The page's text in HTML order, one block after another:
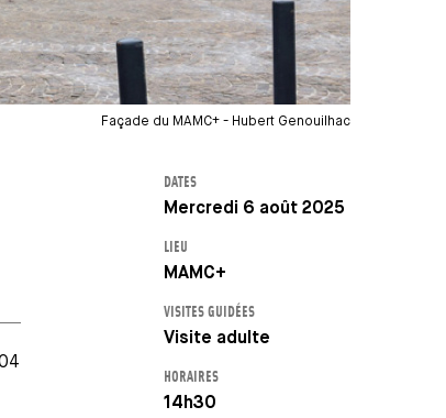
Façade du MAMC+ - Hubert Genouilhac
DATES
Mercredi 6 août 2025
LIEU
MAMC+
VISITES GUIDÉES
Visite adulte
HORAIRES
14h30